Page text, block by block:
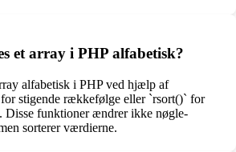
et array i PHP alfabetisk?
alfabetisk i PHP ved hjælp af
stigende rækkefølge eller `rsort()` for
Disse funktioner ændrer ikke nøgle-
sorterer værdierne.